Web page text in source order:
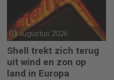
03 augustus 2026
Shell trekt zich terug
uit wind en zon op
land in Europa